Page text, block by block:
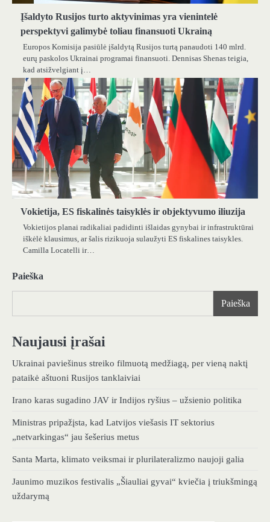
Įšaldyto Rusijos turto aktyvinimas yra vienintelė
perspektyvi galimybė toliau finansuoti Ukrainą
Europos Komisija pasiūlė įšaldytą Rusijos turtą panaudoti 140 mlrd.
eurų paskolos Ukrainai programai finansuoti. Dennisas Shenas teigia,
kad atsižvelgiant į…
Vokietija, ES fiskalinės taisyklės ir objektyvumo iliuzija
Vokietijos planai radikaliai padidinti išlaidas gynybai ir infrastruktūrai
iškėlė klausimus, ar šalis rizikuoja sulaužyti ES fiskalines taisykles.
Camilla Locatelli ir…
Paieška
Paieška
Naujausi įrašai
Ukrainai paviešinus streiko filmuotą medžiagą, per vieną naktį
pataikė aštuoni Rusijos tanklaiviai
Irano karas sugadino JAV ir Indijos ryšius – užsienio politika
Ministras pripažįsta, kad Latvijos viešasis IT sektorius
„netvarkingas“ jau šešerius metus
Santa Marta, klimato veiksmai ir plurilateralizmo naujoji galia
Jaunimo muzikos festivalis „Šiauliai gyvai“ kviečia į triukšmingą
uždarymą